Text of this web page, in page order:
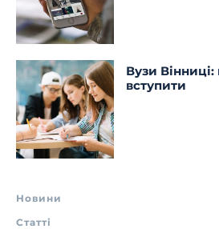
Вузи
вступити
Новини
Статті